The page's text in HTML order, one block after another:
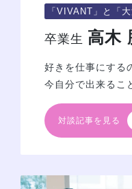
「VIVANT」と「
卒業生 高木
好きを仕事にする
今自分で出来るこ
対談記事を見る